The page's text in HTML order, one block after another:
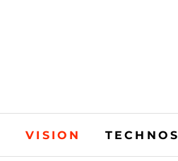
VISION TECHNOS